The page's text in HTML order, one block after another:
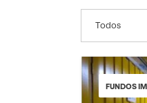
Todos
FUNDOS